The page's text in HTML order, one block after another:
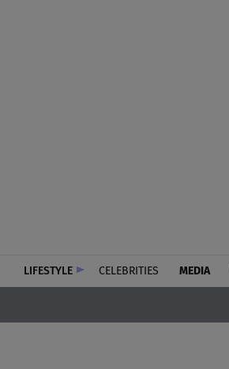
LIFESTYLE CELEBRITIES MEDIA